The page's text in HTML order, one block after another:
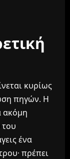
κυρίως
πηγών. Η
ακόμη
ένα
πρέπει